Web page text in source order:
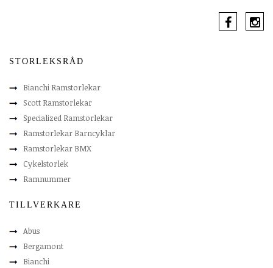
STORLEKSRÅD
Bianchi Ramstorlekar
Scott Ramstorlekar
Specialized Ramstorlekar
Ramstorlekar Barncyklar
Ramstorlekar BMX
Cykelstorlek
Ramnummer
TILLVERKARE
Abus
Bergamont
Bianchi